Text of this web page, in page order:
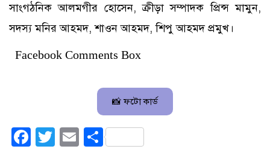
সাংগঠনিক আলমগীর হোসেন, ক্রীড়া সম্পাদক প্রিন্স মামুন,
সদস্য মনির আহমদ, শাওন আহমদ, শিপু আহমদ প্রমুখ।
Facebook Comments Box
📸 ফটো কার্ড
Facebook
Twitter
EmailShare